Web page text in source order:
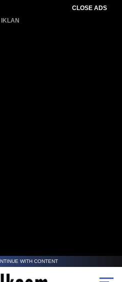
CLOSE ADS
IKLAN
WITH CONTENT